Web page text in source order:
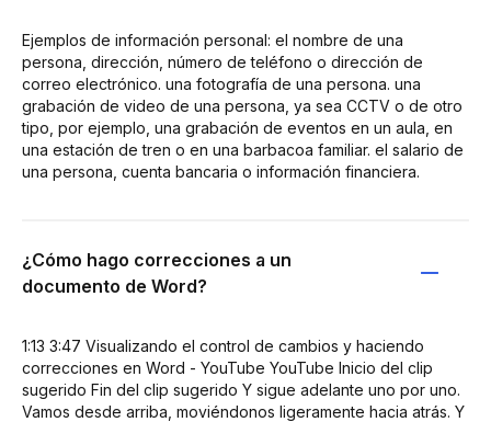
Ejemplos de información personal: el nombre de una
persona, dirección, número de teléfono o dirección de
correo electrónico. una fotografía de una persona. una
grabación de video de una persona, ya sea CCTV o de otro
tipo, por ejemplo, una grabación de eventos en un aula, en
una estación de tren o en una barbacoa familiar. el salario de
una persona, cuenta bancaria o información financiera.
¿Cómo hago correcciones a un
documento de Word?
1:13 3:47 Visualizando el control de cambios y haciendo
correcciones en Word - YouTube YouTube Inicio del clip
sugerido Fin del clip sugerido Y sigue adelante uno por uno.
Vamos desde arriba, moviéndonos ligeramente hacia atrás. Y